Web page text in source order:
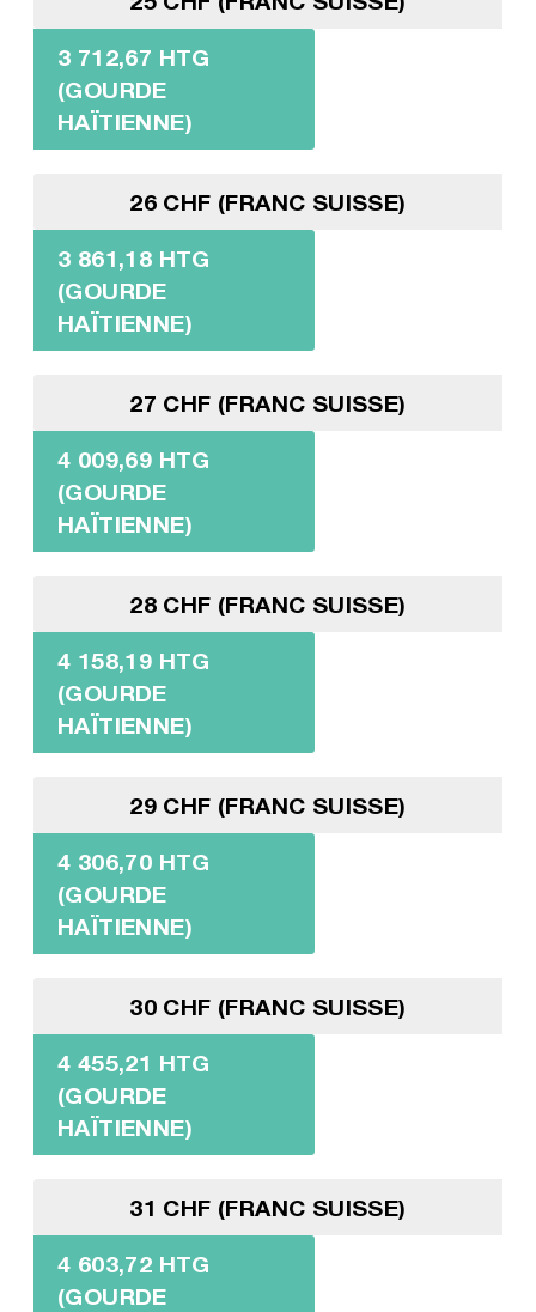
3 712,67 HTG
(GOURDE
HAÏTIENNE)
26 CHF (FRANC SUISSE)
3 861,18 HTG
(GOURDE
HAÏTIENNE)
27 CHF (FRANC SUISSE)
4 009,69 HTG
(GOURDE
HAÏTIENNE)
28 CHF (FRANC SUISSE)
4 158,19 HTG
(GOURDE
HAÏTIENNE)
29 CHF (FRANC SUISSE)
4 306,70 HTG
(GOURDE
HAÏTIENNE)
30 CHF (FRANC SUISSE)
4 455,21 HTG
(GOURDE
HAÏTIENNE)
31 CHF (FRANC SUISSE)
4 603,72 HTG
(GOURDE